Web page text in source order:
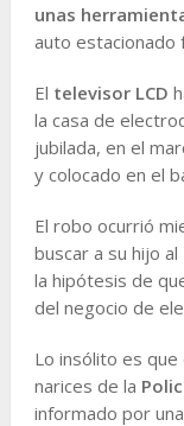
unas
auto estacionado
El televisor LCD
la casa de
jubilada, en el
y colocado en el
El robo ocurrió
buscar a su hijo al
la hipótesis de
del negocio de
Lo insólito es que
narices de la
informado por